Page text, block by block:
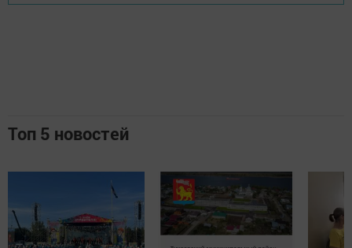
Топ 5 новостей